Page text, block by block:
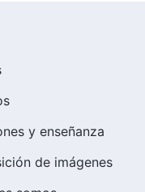
y enseñanza
de imágenes